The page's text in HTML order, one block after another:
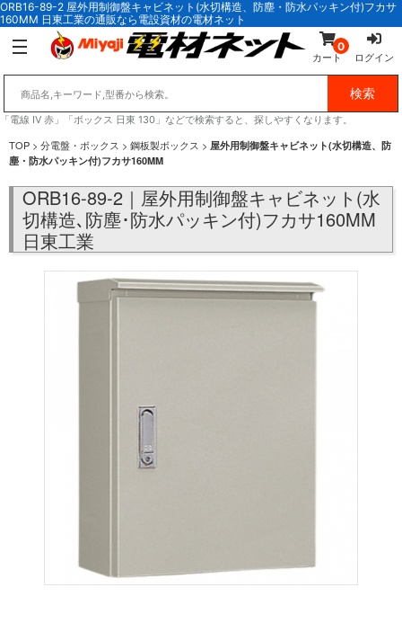
ORB16-89-2 屋外用制御盤キャビネット(水切構造、防塵・防水パッキン付)フカサ
160MM 日東工業の通販なら電設資材の電材ネット
0
カート ログイン
「電線 IV 赤」「ボックス 日東 130」などで検索すると、探しやすくなります。
TOP > 分電盤・ボックス > 鋼板製ボックス > 屋外用制御盤キャビネット(水切構造、防
塵・防水パッキン付)フカサ160MM
ORB16-89-2｜屋外用制御盤キャビネット(水
切構造､防塵･防水パッキン付)フカサ160MM
日東工業